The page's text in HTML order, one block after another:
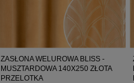
ZASŁONA WELUROWA BLISS -
MUSZTARDOWA 140X250 ZŁOTA
PRZELOTKA